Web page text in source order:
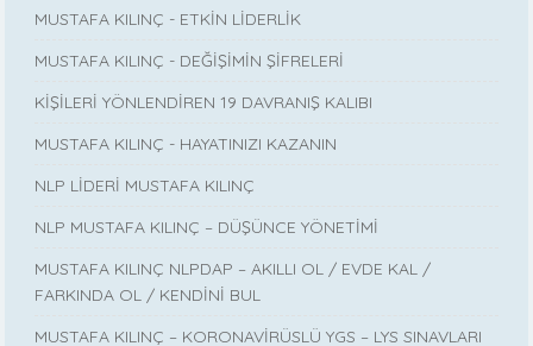
MUSTAFA KILINÇ - ETKİN LİDERLİK
MUSTAFA KILINÇ - DEĞİŞİMİN ŞİFRELERİ
KİŞİLERİ YÖNLENDİREN 19 DAVRANIŞ KALIBI
MUSTAFA KILINÇ - HAYATINIZI KAZANIN
NLP LİDERİ MUSTAFA KILINÇ
NLP MUSTAFA KILINÇ – DÜŞÜNCE YÖNETİMİ
MUSTAFA KILINÇ NLPDAP – AKILLI OL / EVDE KAL /
FARKINDA OL / KENDİNİ BUL
MUSTAFA KILINÇ – KORONAVİRÜSLÜ YGS – LYS SINAVLARI